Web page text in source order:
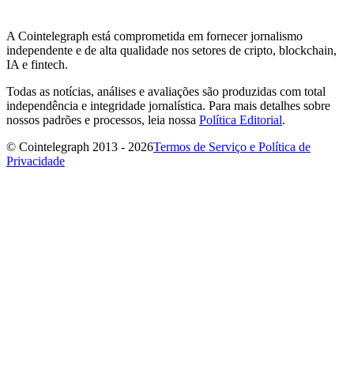
A Cointelegraph está comprometida em fornecer jornalismo
independente e de alta qualidade nos setores de cripto, blockchain,
IA e fintech.
Todas as notícias, análises e avaliações são produzidas com total
independência e integridade jornalística. Para mais detalhes sobre
nossos padrões e processos, leia nossa Política Editorial.
© Cointelegraph 2013 - 2026Termos de Serviço e Política de
Privacidade